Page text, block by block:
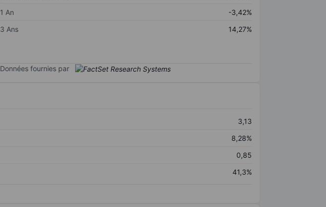
1 An
-3,42%
3 Ans
14,27%
Données fournies par
3,13
8,28%
0,85
41,3%